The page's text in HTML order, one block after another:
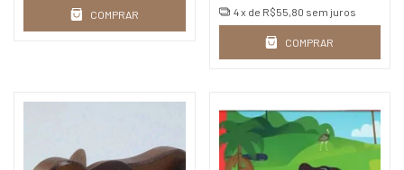
COMPRAR 4x de R$55,80 sem juros
COMPRAR